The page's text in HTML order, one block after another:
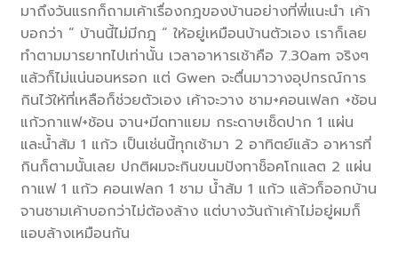
มาถึงวันแรกก็ถามเค้าเรื่องกฎของบ้านอย่างที่พี่แนะนำ เค้า
บอกว่า “ บ้านนี้ไม่มีกฎ “ ให้อยู่เหมือนบ้านตัวเอง เราก็เลย
ทำตามมารยาทไปเท่านั้น เวลาอาหารเช้าคือ 7.30am จริงๆ
แล้วก็ไม่แน่นอนหรอก แต่ Gwen จะตื่นมาวางอุปกรณ์การ
กินไว้ให้ที่เหลือก็ช่วยตัวเอง เค้าจะวาง ชาม+คอนเฟลก +ช้อน
แก้วกาแฟ+ช้อน จาน+มีดทาแยม กระดาษเช็ดปาก 1 แผ่น
และน้ำส้ม 1 แก้ว เป็นเช่นนี้ทุกเช้ามา 2 อาทิตย์แล้ว อาหารที่
กินก็ตามนั้นเลย ปกติผมจะกินขนมปังทาช็อคโกแลต 2 แผ่น
กาแฟ 1 แก้ว คอนเฟลก 1 ชาม น้ำส้ม 1 แก้ว แล้วก็ออกบ้าน
จานชามเค้าบอกว่าไม่ต้องล้าง แต่บางวันถ้าเค้าไม่อยู่ผมก็
แอบล้างเหมือนกัน